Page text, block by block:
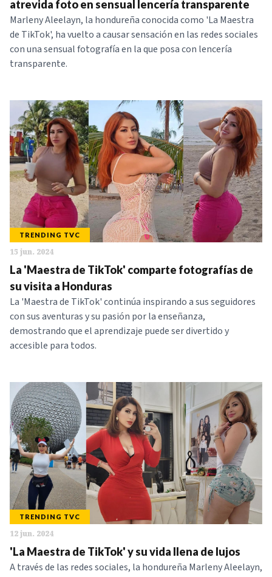
atrevida foto en sensual lencería transparente
Marleny Aleelayn, la hondureña conocida como 'La Maestra
de TikTok', ha vuelto a causar sensación en las redes sociales
con una sensual fotografía en la que posa con lencería
transparente.
TRENDING TVC
15 jun. 2024
La 'Maestra de TikTok' comparte fotografías de
su visita a Honduras
La 'Maestra de TikTok' continúa inspirando a sus seguidores
con sus aventuras y su pasión por la enseñanza,
demostrando que el aprendizaje puede ser divertido y
accesible para todos.
TRENDING TVC
12 jun. 2024
'La Maestra de TikTok' y su vida llena de lujos
A través de las redes sociales, la hondureña Marleny Aleelayn,